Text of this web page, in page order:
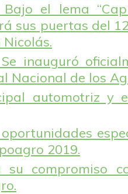
Bajo el lema
sus puertas del
inauguró
Nacional de los
automotriz y
2019.
su compromiso